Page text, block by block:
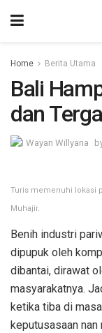
Home Berita Utama
Bali
dan
Turis memenuhi lokasi
Muhajir.
Benih industri
dipupuk oleh
dibantai, dirawat
masyarakatnya.
ketika tiba di
keputusasaan